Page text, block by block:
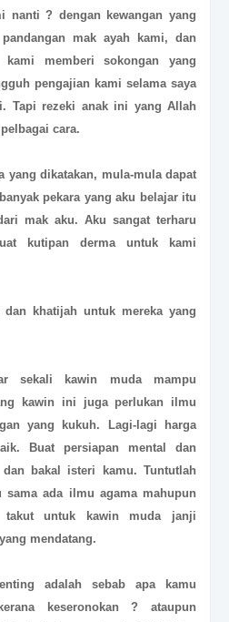
nanti ? dengan kewangan yang
mak ayah kami, dan
memberi sokongan yang
pengajian kami selama saya
Tapi rezeki anak ini yang Allah
cara.
yang dikatakan, mula-mula dapat
pekara yang aku belajar itu
mak aku. Aku sangat terharu
kutipan derma untuk kami
khatijah untuk mereka yang
sekali kawin muda mampu
kawin ini juga perlukan ilmu
yang kukuh. Lagi-lagi harga
Buat persiapan mental dan
bakal isteri kamu. Tuntutlah
ada ilmu agama mahupun
takut untuk kawin muda janji
mendatang.
adalah sebab apa kamu
keseronokan ? ataupun